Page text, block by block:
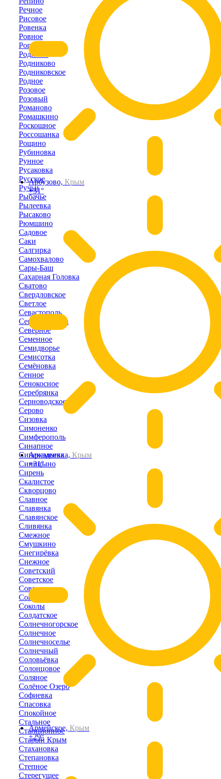
Арбузово, Крым
+31°
Аркадьевка, Крым
+31°
Армейское, Крым
+29°
Речное
Рисовое
Ровенка
Ровное
Рогово
Родники
Родниково
Родниковское
Родное
Розовое
Розовый
Романово
Ромашкино
Роскошное
Россошанка
Рощино
Рубиновка
Рунное
Русаковка
Русское
Ручьи
Рыбачье
Рылеевка
Рысаково
Рюмшино
Садовое
Саки
Салгирка
Самохвалово
Сары-Баш
Сахарная Головка
Сватово
Свердловское
Светлое
Севастополь
Севастьяновка
Северное
Семенное
Семидворье
Семисотка
Семёновка
Сенное
Сенокосное
Серебрянка
Серноводское
Серово
Сизовка
Симоненко
Симферополь
Синапное
Синекаменка
Синицыно
Сирень
Скалистое
Скворцово
Славное
Славянка
Славянское
Сливянка
Смежное
Смушкино
Снегирёвка
Снежное
Советский
Советское
Совхозное
Соколиное
Соколы
Солдатское
Солнечногорское
Солнечное
Солнечноселье
Солнечный
Соловьёвка
Солонцовое
Соляное
Солёное Озеро
Софиевка
Спасовка
Спокойное
Стальное
Станционное
Старый Крым
Стахановка
Степановка
Степное
Стерегущее